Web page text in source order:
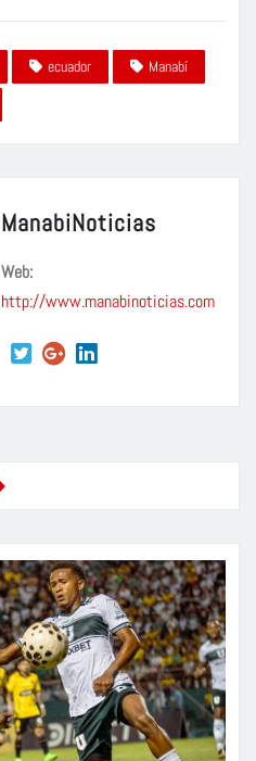
ecuador
Manabí
ManabiNoticias
Web:
http://www.manabinoticias.com